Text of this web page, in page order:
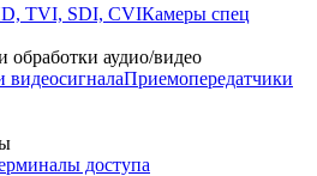
TVI, SDI, CVIКамеры спец
обработки аудио/видео
видеосигналаПриемопередатчики
доступа